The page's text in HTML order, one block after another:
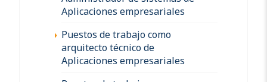
Aplicaciones empresariales
Puestos de trabajo como
arquitecto técnico de
Aplicaciones empresariales